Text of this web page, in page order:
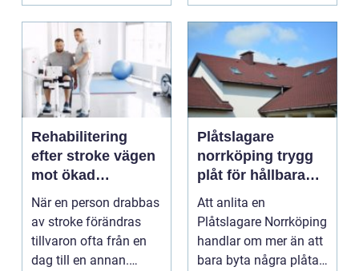
Rehabilitering
efter stroke vägen
mot ökad
självständighet
När en person drabbas
av stroke förändras
tillvaron ofta från en
dag till en annan.
Plåtslagare
norrköping trygg
plåt för hållbara
tak
Att anlita en
Plåtslagare Norrköping
handlar om mer än att
bara byta några plåtar.